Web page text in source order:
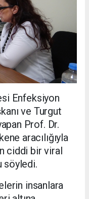
Enfeksiyon
ve Turgut
Prof. Dr.
aracılığıyla
ciddi bir viral
söyledi.
insanlara